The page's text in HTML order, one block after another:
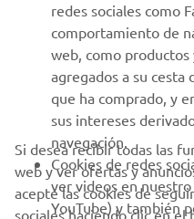
AYUDA
BOLETÍN DE NOTICIAS
Sé el primero en enterarte de
especiales, novedades
redes sociales como
comportamiento de
web, como
agregados a su cesta
que ha comprado, y
sus intereses
navegación.
Cookies de redes
ver videos en
YouTube) y también
Si desea recibir todas las
web y ver ofertas y
acepte las cookies de
sociales haciendo clic en